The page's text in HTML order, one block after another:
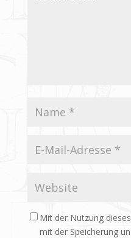
Mit der Nutzung
mit der Speicherung